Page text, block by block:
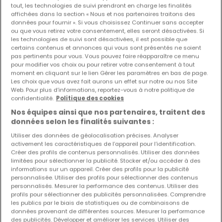
Les nouvelles annonces et baisses de prix en
avant première !
Activez une alerte sur cette recherche pour recevoir les
nouveaux biens ainsi que les changements de prix dans
votre boite email !
Créez une alerte
Appartements à Fell (DE) par nombre de
chambres
1 chambre
2 chambres
3 chambres
4 chambres
5 chambres
tout, les technologies de suivi prendront en charge les finalités
affichées dans la section « Nous et nos partenaires traitons des
données pour fournir ». Si vous choisissez Continuer sans accepter
ou que vous retirez votre consentement, elles seront désactivées. Si
les technologies de suivi sont désactivées, il est possible que
certains contenus et annonces qui vous sont présentés ne soient
pas pertinents pour vous. Vous pouvez faire réapparaître ce menu
pour modifier vos choix ou pour retirer votre consentement à tout
moment en cliquant sur le lien Gérer les paramètres en bas de page.
Les choix que vous avez fait aurons un effet sur notre ou nos Site
Web. Pour plus d’informations, reportez-vous à notre politique de
confidentialité. Politique des cookies
Nos équipes ainsi que nos partenaires, traitent des
données selon les finalités suivantes :
Utiliser des données de géolocalisation précises. Analyser
activement les caractéristiques de l’appareil pour l’identification.
Créer des profils de contenus personnalisés. Utiliser des données
limitées pour sélectionner la publicité. Stocker et/ou accéder à des
informations sur un appareil. Créer des profils pour la publicité
personnalisée. Utiliser des profils pour sélectionner des contenus
personnalisés. Mesurer la performance des contenus. Utiliser des
profils pour sélectionner des publicités personnalisées. Comprendre
les publics par le biais de statistiques ou de combinaisons de
données provenant de différentes sources. Mesurer la performance
des publicités. Développer et améliorer les services. Utiliser des